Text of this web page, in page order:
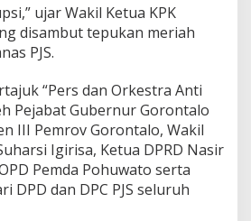
ujar Wakil Ketua KPK
disambut tepukan meriah
PJS.
“Pers dan Orkestra Anti
Pejabat Gubernur Gorontalo
III Pemrov Gorontalo, Wakil
Igirisa, Ketua DPRD Nasir
Pemda Pohuwato serta
DPD dan DPC PJS seluruh